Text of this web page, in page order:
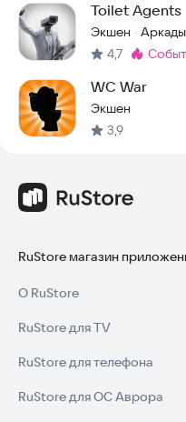
Toilet Agents
Экшен · Аркады
4,7 Метка:
WC War
Экшен
3,9
RuStore магазин
О RuStore
RuStore для TV
RuStore для телефона
RuStore для ОС Аврора